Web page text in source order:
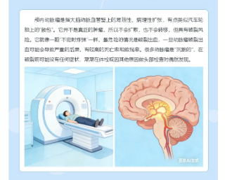
综合内科
消化内科
胸心外科
儿科
妇产科
骨科